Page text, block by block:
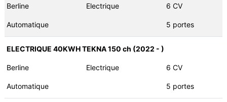
Berline Electrique 6 CV
Automatique 5 portes
ELECTRIQUE 40KWH TEKNA 150 ch (2022 - )
Berline Electrique 6 CV
Automatique 5 portes